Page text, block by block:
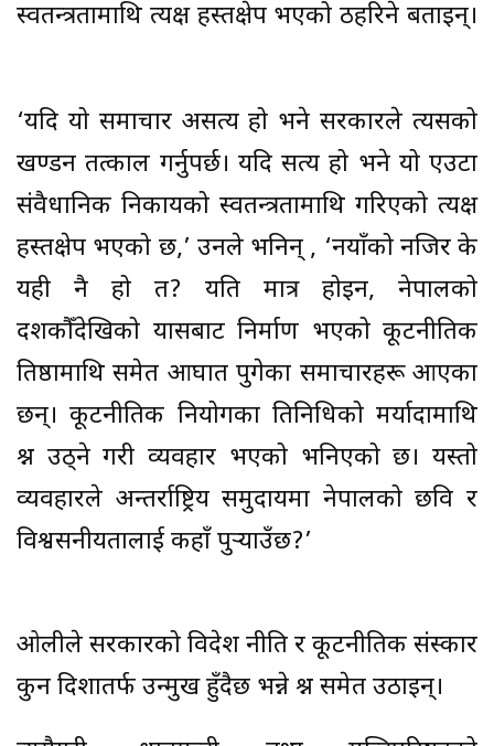
स्वतन्त्रतामाथि प्रत्यक्ष हस्तक्षेप भएको ठहरिने बताइन्।
‘यदि यो समाचार असत्य हो भने सरकारले त्यसको
खण्डन तत्काल गर्नुपर्छ। यदि सत्य हो भने यो एउटा
संवैधानिक निकायको स्वतन्त्रतामाथि गरिएको प्रत्यक्ष
हस्तक्षेप भएको छ,’ उनले भनिन् , ‘नयाँको नजिर के
यही नै हो त? यति मात्र होइन, नेपालको
दशकौँदेखिको प्रयासबाट निर्माण भएको कूटनीतिक
प्रतिष्ठामाथि समेत आघात पुगेका समाचारहरू आएका
छन्। कूटनीतिक नियोगका प्रतिनिधिको मर्यादामाथि
प्रश्न उठ्ने गरी व्यवहार भएको भनिएको छ। यस्तो
व्यवहारले अन्तर्राष्ट्रिय समुदायमा नेपालको छवि र
विश्वसनीयतालाई कहाँ पुर्‍याउँछ?’
ओलीले सरकारको विदेश नीति र कूटनीतिक संस्कार
कुन दिशातर्फ उन्मुख हुँदैछ भन्ने प्रश्न समेत उठाइन्।